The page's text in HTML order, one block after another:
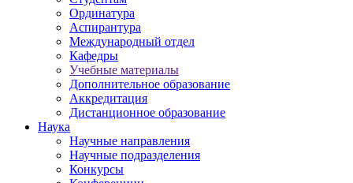
Ординатура
Аспирантура
Международный отдел
Кафедры
Учебные материалы
Дополнительное образование
Аккредитация
Дистанционное образование
Наука
Научные направления
Научные подразделения
Конкурсы